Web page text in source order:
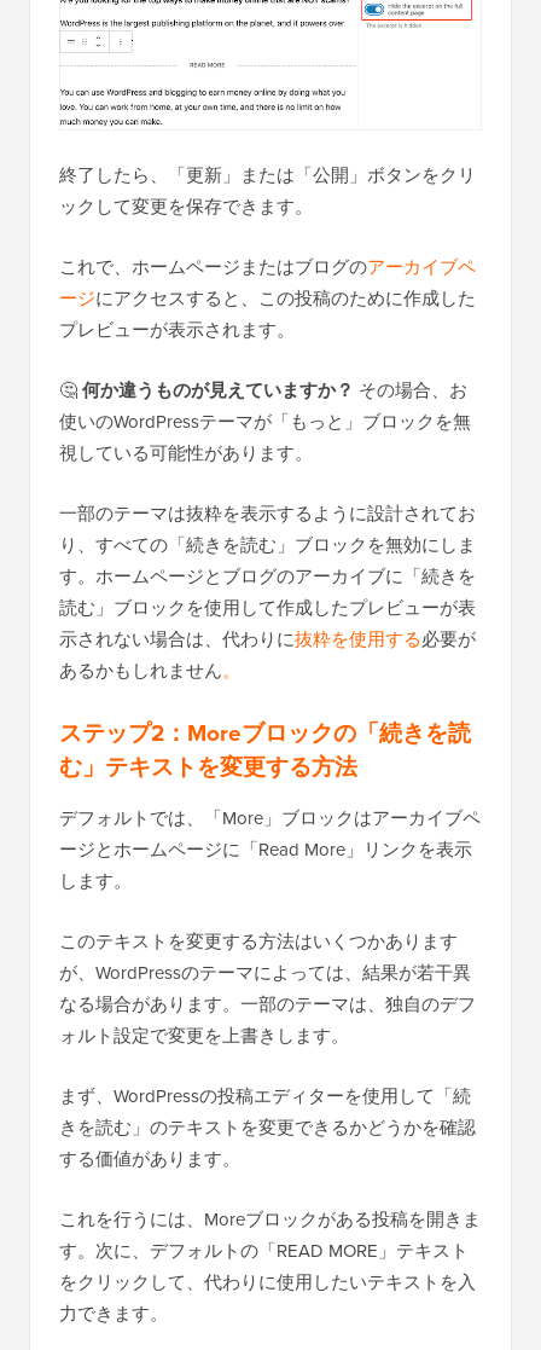
終了したら、「更新」または「公開」ボタンをクリ
ックして変更を保存できます。
これで、ホームページまたはブログのアーカイブペ
ージにアクセスすると、この投稿のために作成した
プレビューが表示されます。
🤔何か違うものが見えていますか？ その場合、お
使いのWordPressテーマが「もっと」ブロックを無
視している可能性があります。
一部のテーマは抜粋を表示するように設計されてお
り、すべての「続きを読む」ブロックを無効にしま
す。ホームページとブログのアーカイブに「続きを
読む」ブロックを使用して作成したプレビューが表
示されない場合は、代わりに抜粋を使用する必要が
あるかもしれません。
ステップ2： Moreブロックの「続きを読
む」テキストを変更する方法
デフォルトでは、「More」ブロックはアーカイブペ
ージとホームページに「Read More」リンクを表示
します。
このテキストを変更する方法はいくつかあります
が、WordPressのテーマによっては、結果が若干異
なる場合があります。一部のテーマは、独自のデフ
ォルト設定で変更を上書きします。
まず、WordPressの投稿エディターを使用して「続
きを読む」のテキストを変更できるかどうかを確認
する価値があります。
これを行うには、Moreブロックがある投稿を開きま
す。次に、デフォルトの「READ MORE」テキスト
をクリックして、代わりに使用したいテキストを入
力できます。